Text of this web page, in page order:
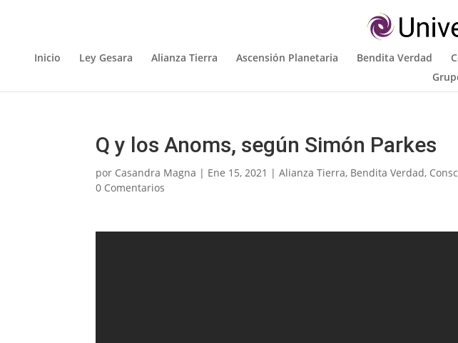
Inicio Ley Gesara Alianza Tierra Ascensión Planetaria Bendita Verdad
Q y los Anoms, según Simón Parkes
por Casandra Magna | Ene 15, 2021 |Alianza Tierra, Bendita Verdad,
0 Comentarios